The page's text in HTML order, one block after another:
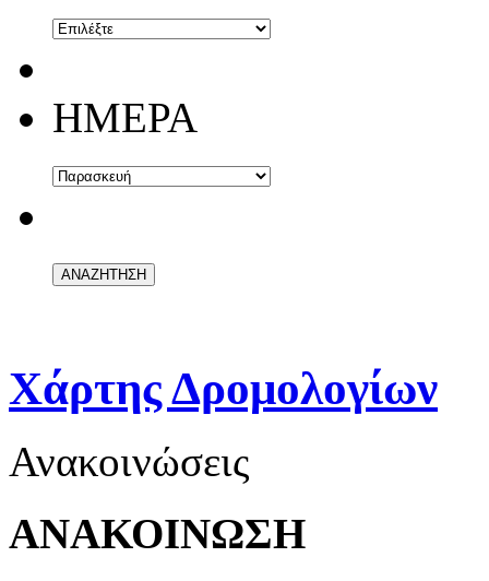
ΗΜΕΡΑ
Χάρτης Δρομολογίων
Ανακοινώσεις
ΑΝΑΚΟΙΝΩΣΗ